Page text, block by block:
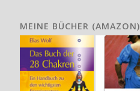
MEINE BÜCHER (AMAZON)